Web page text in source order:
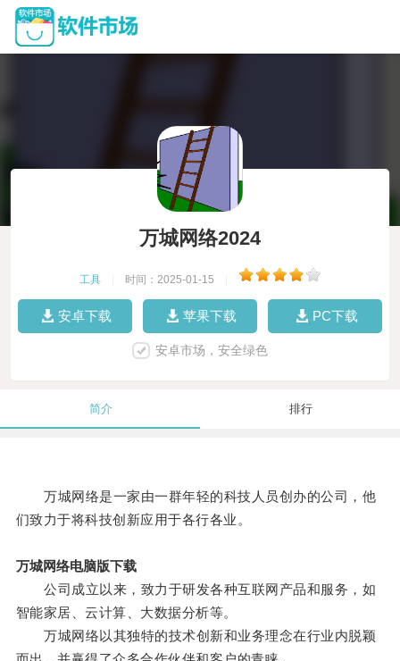
万城网络2024
工具 时间：2025-01-15
安卓下载 苹果下载 PC下载
安卓市场，安全绿色
简介 排行
万城网络是一家由一群年轻的科技人员创办的公司，他
们致力于将科技创新应用于各行各业。
万城网络电脑版下载
公司成立以来，致力于研发各种互联网产品和服务，如
智能家居、云计算、大数据分析等。
万城网络以其独特的技术创新和业务理念在行业内脱颖